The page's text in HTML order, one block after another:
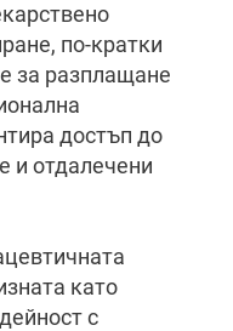
по-кратки
за разплащане
достъп до
и отдалечени
като
с